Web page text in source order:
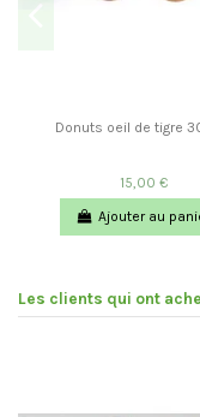
Donuts oeil de tigre
15,00 €
Ajouter au
Les clients qui ont